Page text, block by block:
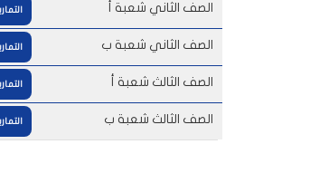
الصف الثاني شعبة أ
الصف الثاني شعبة ب
الصف الثالث شعبة أ
الصف الثالث شعبة ب